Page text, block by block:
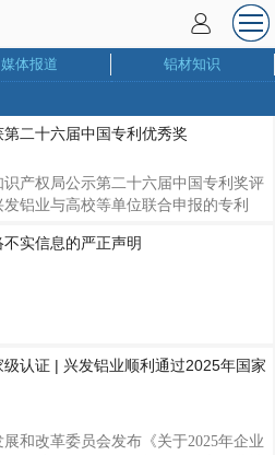
媒体报道 铝材知识
第二十六届中国专利优秀奖
产权局公示第二十六届中国专利奖评
铝业与高校等单位联合申报的专利
）获评中国专利优秀
铝合金耐腐蚀技术进行攻关，通过优
单位，兴发铝业始终坚持产学研协同创
高校、科创企业开展技术攻关。此次获
铝业研发实力和产学研成果的认可，
实信息的严正声明
级认证 | 兴发铝业顺利通过2025年国家
和改革委员会发布《关于2025年企业